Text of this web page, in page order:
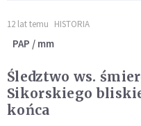
12 lat temu HISTORIA
PAP / mm
Śledztwo ws.
Sikorskiego
końca